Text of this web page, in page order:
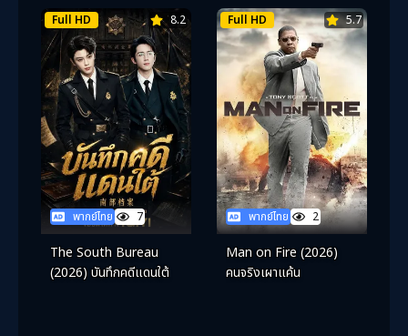
Full HD 8.2
พากย์ไทย 7
The South Bureau
(2026) บันทึกคดีแดนใต้
Full HD 5.7
พากย์ไทย 2
Man on Fire (2026)
คนจริงเผาแค้น